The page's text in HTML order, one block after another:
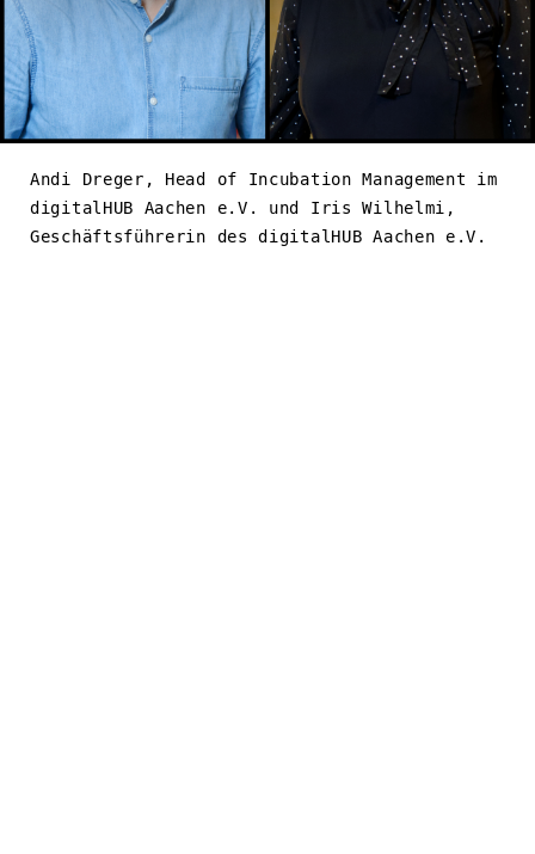
Andi Dreger, Head of Incubation Management im
digitalHUB Aachen e.V. und Iris Wilhelmi,
Geschäftsführerin des digitalHUB Aachen e.V.